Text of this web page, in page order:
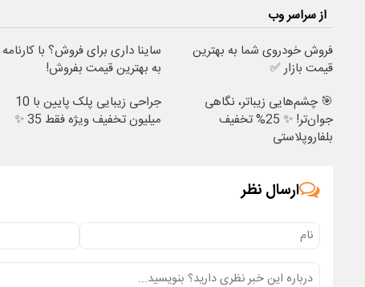
از سراسر وب
فروش خودروی شما به بهترین
قیمت بازار ✅
ساینا داری برای فروش؟ با کارنامه
به بهترین قیمت بفروش!
🎯 چشم‌هایی زیباتر، نگاهی
جوان‌تر! ✨ 25% تخفیف
بلفاروپلاستی
جراحی زیبایی پلک پایین با 10
میلیون تخفیف ویژه فقط 35 ✨
ارسال نظر